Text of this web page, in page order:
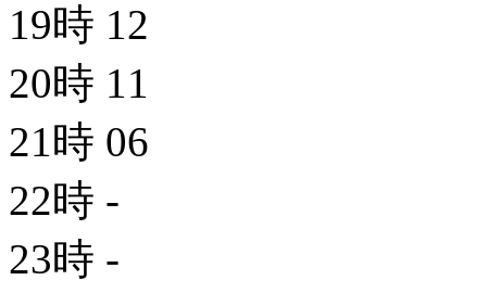
19時 12
20時 11
21時 06
22時 -
23時 -